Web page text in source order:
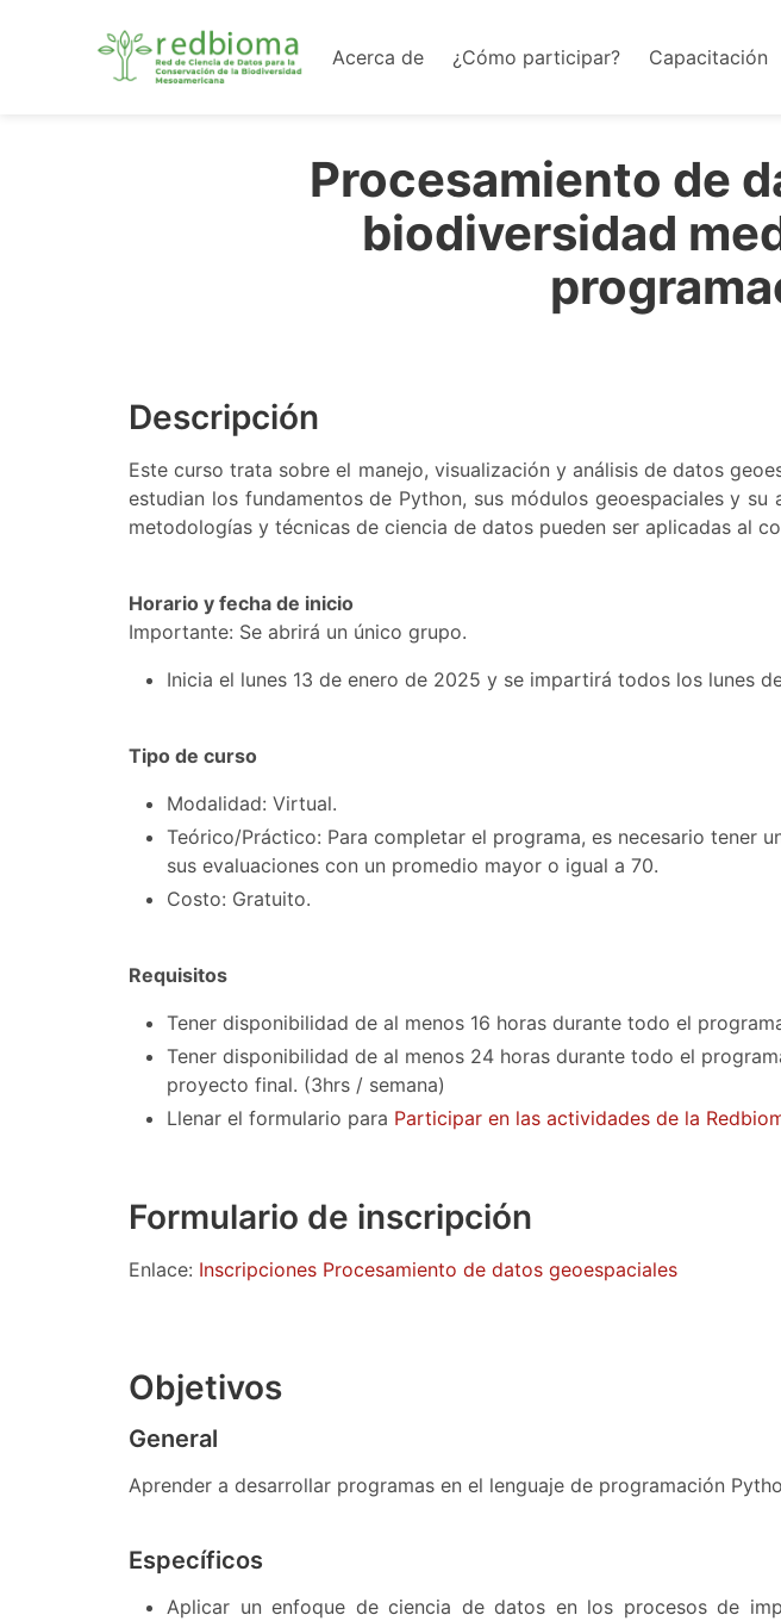
Acerca de ¿Cómo participar? Capacitación
Procesamiento de
biodiversidad
Descripción
Este curso trata sobre el manejo, visualización y análisis de datos
estudian los fundamentos de Python, sus módulos geoespaciales y
metodologías y técnicas de ciencia de datos pueden ser aplicadas al
Horario y fecha de inicio
Importante: Se abrirá un único grupo.
Inicia el lunes 13 de enero de 2025 y se impartirá todos los lunes
Tipo de curso
Modalidad: Virtual.
Teórico/Práctico: Para completar el programa, es necesario tener
sus evaluaciones con un promedio mayor o igual a 70.
Costo: Gratuito.
Requisitos
Tener disponibilidad de al menos 16 horas durante todo el
Tener disponibilidad de al menos 24 horas durante todo el
proyecto final. (3hrs / semana)
Llenar el formulario para Participar en las actividades de la
Formulario de inscripción
Enlace: Inscripciones Procesamiento de datos geoespaciales
Objetivos
General
Aprender a desarrollar programas en el lenguaje de programación
Específicos
Aplicar un enfoque de ciencia de datos en los procesos de